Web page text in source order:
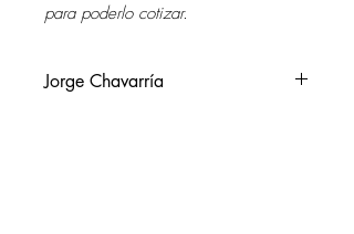
para poderlo cotizar.
Jorge Chavarría